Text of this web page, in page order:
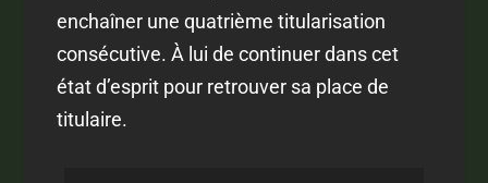
enchaîner une quatrième titularisation
consécutive. À lui de continuer dans cet
état d’esprit pour retrouver sa place de
titulaire.